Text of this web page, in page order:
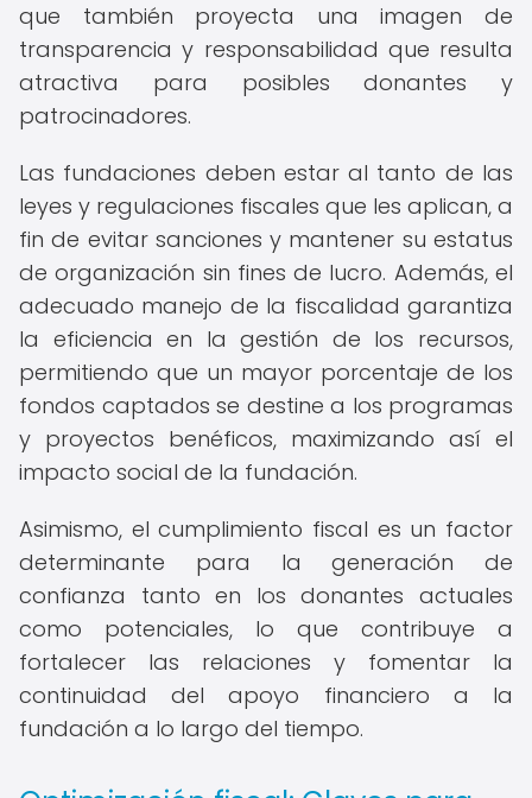
que también proyecta una imagen de
transparencia y responsabilidad que resulta
atractiva para posibles donantes y
patrocinadores.
Las fundaciones deben estar al tanto de las
leyes y regulaciones fiscales que les aplican, a
fin de evitar sanciones y mantener su estatus
de organización sin fines de lucro. Además, el
adecuado manejo de la fiscalidad garantiza
la eficiencia en la gestión de los recursos,
permitiendo que un mayor porcentaje de los
fondos captados se destine a los programas
y proyectos benéficos, maximizando así el
impacto social de la fundación.
Asimismo, el cumplimiento fiscal es un factor
determinante para la generación de
confianza tanto en los donantes actuales
como potenciales, lo que contribuye a
fortalecer las relaciones y fomentar la
continuidad del apoyo financiero a la
fundación a lo largo del tiempo.